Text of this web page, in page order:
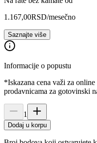
1.167,00RSD/mesečno
Saznajte više
Informacije o popustu
*Iskazana cena važi za
prodavnicama za gotovinski
1
Dodaj u korpu